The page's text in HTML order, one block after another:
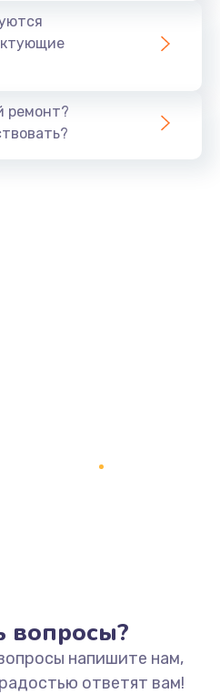
руб.
матрицы
руб.
ремонт?
вопросы?
напишите нам,
ответят вам!